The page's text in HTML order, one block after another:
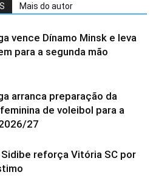
Mais do autor
vence Dínamo Minsk e leva
para a segunda mão
arranca preparação da
de voleibol para a
27
reforça Vitória SC por